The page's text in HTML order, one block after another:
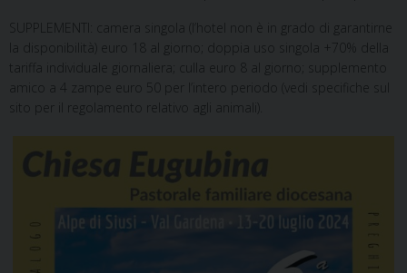
SUPPLEMENTI: camera singola (l’hotel non è in grado di garantirne
la disponibilità) euro 18 al giorno; doppia uso singola +70% della
tariffa individuale giornaliera; culla euro 8 al giorno; supplemento
amico a 4 zampe euro 50 per l’intero periodo (vedi specifiche sul
sito per il regolamento relativo agli animali).